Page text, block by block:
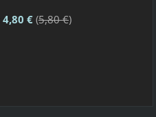
4,80 €(5,80 €)